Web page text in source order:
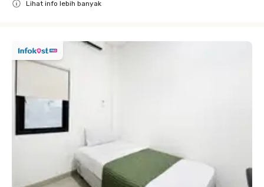
Lihat info lebih banyak